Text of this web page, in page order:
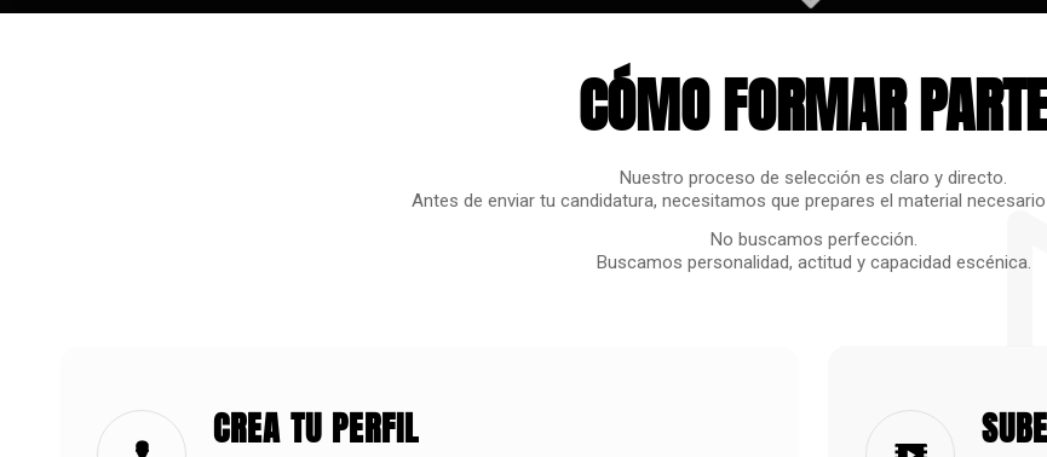
CÓMO FORMAR
Nuestro proceso de selección es claro y directo.
Antes de enviar tu candidatura, necesitamos que prepares el material
No buscamos perfección.
Buscamos personalidad, actitud y capacidad escénica.
CREA TU PERFIL